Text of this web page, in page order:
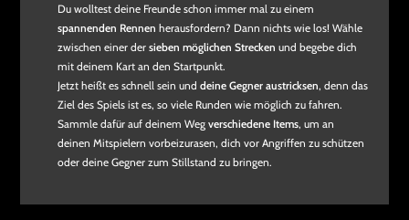
Du wolltest deine Freunde schon immer mal zu einem
spannenden Rennen herausfordern? Dann nichts wie los! Wähle
zwischen einer der sieben möglichen Strecken und begebe dich
mit deinem Kart an den Startpunkt.
Jetzt heißt es schnell sein und deine Gegner austricksen, denn das
Ziel des Spiels ist es, so viele Runden wie möglich zu fahren.
Sammle dafür auf deinem Weg verschiedene Items, um an
deinen Mitspielern vorbeizurasen, dich vor Angriffen zu schützen
oder deine Gegner zum Stillstand zu bringen.